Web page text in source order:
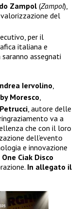
Zampol (Zampol),
del
per il
italiana e
assegnati
Iervolino,
Moresco,
, autore delle
va a
che con il loro
dell’evento
e innovazione
Ciak Disco
In allegato il